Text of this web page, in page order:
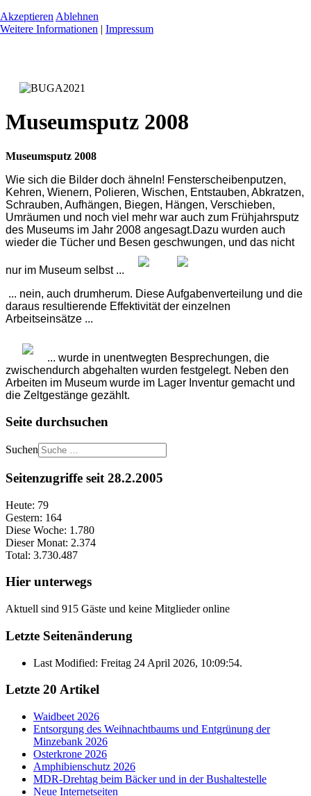
Museumsputz 2008
Museumsputz 2008
Wie sich die Bilder doch ähneln! Fensterscheibenputzen,
Kehren, Wienern, Polieren, Wischen, Entstauben, Abkratzen,
Schrauben, Aufhängen, Biegen, Hängen, Verschieben,
Umräumen und noch viel mehr war auch zum Frühjahrsputz
des Museums im Jahr 2008 angesagt.Dazu wurden auch
wieder die Tücher und Besen geschwungen, und das nicht
nur im Museum selbst ...
... nein, auch drumherum. Diese Aufgabenverteilung und die
daraus resultierende Effektivität der einzelnen
Arbeitseinsätze ...
... wurde in unentwegten Besprechungen, die
zwischendurch abgehalten wurden festgelegt. Neben den
Arbeiten im Museum wurde im Lager Inventur gemacht und
die Zeltgestänge gezählt.
Seite durchsuchen
Suchen
Seitenzugriffe seit 28.2.2005
Heute: 79
Gestern: 164
Diese Woche: 1.780
Dieser Monat: 2.374
Total: 3.730.487
Hier unterwegs
Aktuell sind 915 Gäste und keine Mitglieder online
Letzte Seitenänderung
Last Modified: Freitag 24 April 2026, 10:09:54.
Letzte 20 Artikel
Waidbeet 2026
Entsorgung des Weihnachtbaums und Entgrünung der
Minzebank 2026
Osterkrone 2026
Amphibienschutz 2026
MDR-Drehtag beim Bäcker und in der Bushaltestelle
Neue Internetseiten
Akzeptieren Ablehnen
Weitere Informationen | Impressum